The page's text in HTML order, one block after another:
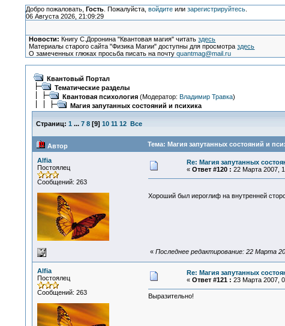
Добро пожаловать, Гость. Пожалуйста, войдитеили зарегистрируйтесь.
06 Августа 2026, 21:09:29
Новости: Книгу С.Доронина "Квантовая магия" читатьздесь
Материалы старого сайта "Физика Магии" доступны для просмотраздесь
О замеченных глюках просьба писать на почтуquantmag@mail.ru
Квантовый Портал
Тематические разделы
Квантовая психология(Модератор: Владимир Травка)
Магия запутанных состояний и психика
Страниц: 1 ... 7 8[9] 10 11 12 Все
Автор Тема: Магия запутанных состояний и
Alfia
Постоялец
Сообщений: 263
Re: Магия запутанных
« Ответ #120 : 22 Марта 2007,
Хороший был иероглиф на внутренней
« Последнее редактирование: 22 Марта
Alfia
Постоялец
Сообщений: 263
Re: Магия запутанных
« Ответ #121 : 23 Марта 2007,
Выразительно!